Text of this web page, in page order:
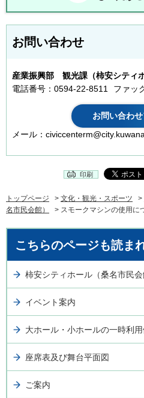
お問い合わせ
産業振興部 観光課（柿安シティ
電話番号：0594-22-8511
ファッ
メール：
印刷
トップページ > 文化・観光・スポーツ >
名市民会館）
> スモークマシンの使用に
こちらのページも読ま
柿安シティホール（桑名市民会
イベント案内
大ホール・小ホールの一時利
座席表及び舞台平面図
ご案内